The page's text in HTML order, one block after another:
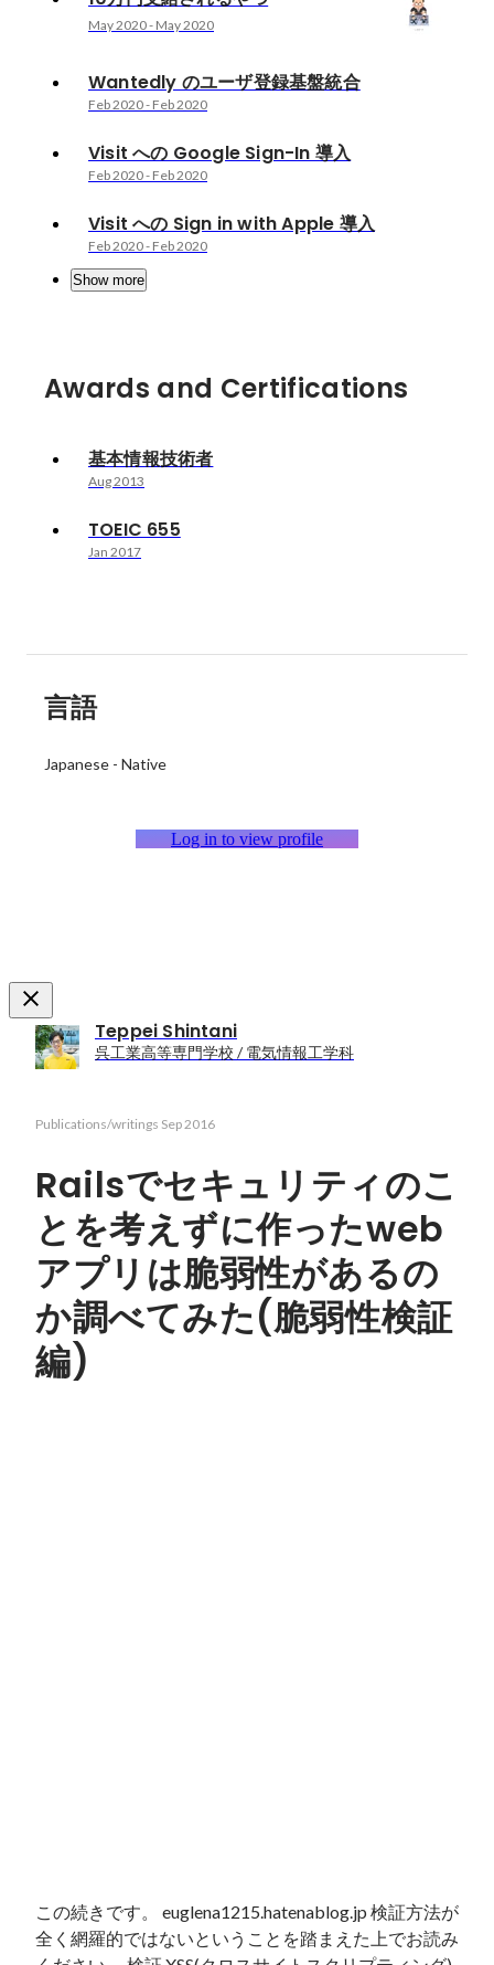
May 2020- May 2020
Wantedly のユーザ登録基盤統合
Feb 2020- Feb 2020
Visit への Google Sign-In 導入
Feb 2020- Feb 2020
Visit への Sign in with Apple 導入
Feb 2020- Feb 2020
Show more
Awards and Certifications
基本情報技術者
Aug 2013
TOEIC 655
Jan 2017
言語
Japanese - Native
Log in to view profile
Teppei Shintani
呉工業高等専門学校 / 電気情報工学科
Publications/writings Sep 2016
Railsでセキュリティのこ
とを考えずに作ったweb
アプリは脆弱性があるの
か調べてみた(脆弱性検証
編)
この続きです。 euglena1215.hatenablog.jp 検証方法が
全く網羅的ではないということを踏まえた上でお読み